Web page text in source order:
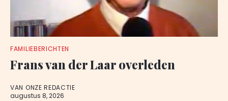
FAMILIEBERICHTEN
Frans van der Laar overleden
VAN ONZE REDACTIE
augustus 8, 2026